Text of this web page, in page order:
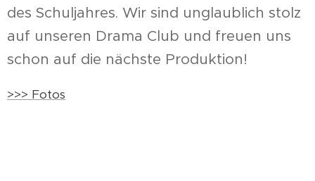
des Schuljahres. Wir sind unglaublich stolz
auf unseren Drama Club und freuen uns
schon auf die nächste Produktion!
>>> Fotos